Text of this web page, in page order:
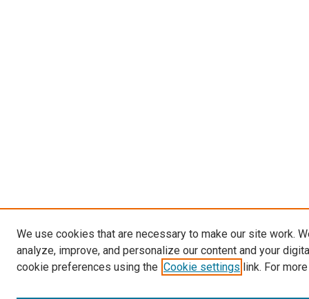
We use cookies that are necessary to make our site work.
analyze, improve, and personalize our content and your
cookie preferences using the Cookie settings link. For